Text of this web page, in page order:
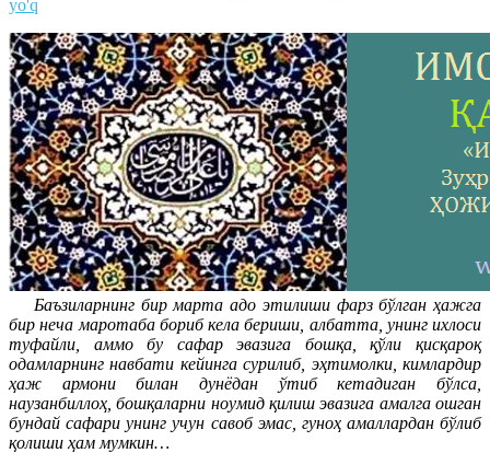
yo'q
Баъзиларнинг бир марта адо этилиши фарз бўлган ҳажга
бир неча маротаба бориб кела бериши, албатта, унинг ихлоси
туфайли, аммо бу сафар эвазига бошқа, қўли қисқароқ
одамларнинг навбати кейинга сурилиб, эҳтимолки, кимлардир
ҳаж армони билан дунёдан ўтиб кетадиган бўлса,
наузанбиллоҳ, бошқаларни ноумид қилиш эвазига амалга ошган
бундай сафари унинг учун савоб эмас, гуноҳ амаллардан бўлиб
қолиши ҳам мумкин…